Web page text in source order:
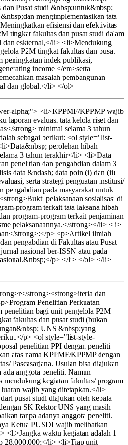
Pusat studi &nbsp;untuk&nbsp;
mengimplementasikan tata
efisiensi dan efektivitas
tingkat fakultas dan pusat studi dalam
dan eskternal,</li> <li>Mendukung
P2M tingkat fakultas dan pusat
peningkatan indek publikasi,
income </em>serta
masalah pembangunan
dan global.</li> </ol>
alpha;"> <li>KPPMF/KPPMP wajib
laporan evaluasi tata kelola riset dan
strong> minimal selama 3 tahun
sebagai berikut: <ol style="list-
perolehan hibah
3 tahun terakhir</li> <li>Data
penelitian dan pengabdian dalam 3
data &ndash; data poin (i) dan (ii)
serta strategi penguatan institusi/
pengabdian pada masyarakat untuk
pelaksanaan sosialisasi di
program terkait tata laksana hibah
program-program terkait penjaminan
pelaksanaannya.</strong></li> <li>
strong>:</p> <p>Artikel ilmiah
pengabdian di Fakultas atau Pusat
nasional ber-ISSN atau pada
p> </li> </ol> </li>
strong><strong>iteria dan
Penelitian Perkuatan
penelitian bagi unit pengelola P2M
fakultas dan pusat studi (bukan
UNS &nbsp;yang
p> <ol style="list-style-
penelitian PPI dengan peneliti
atas nama KPPMF/KPPMP dengan
Pascasarjana. Usulan bisa diajukan
anggota peneliti. Namun
mendukung kegiatan fakultas/ program
luaran wajib yang ditetapkan.</li>
pusat studi diajukan oleh kepala
SK Rektor UNS yang masih
tanpa adanya anggota peneliti.
Ketua PUSDI wajib melibatkan
<li>Jangka waktu kegiatan adalah 1
28.000.000;</li> <li>Tiap unit